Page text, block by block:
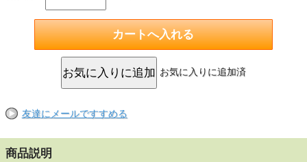
お気に入りに追加済
友達にメールですすめる
商品説明